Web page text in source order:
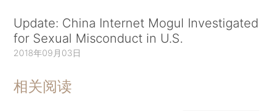
Update: China Internet Mogul Investigated
for Sexual Misconduct in U.S.
2018年09月03日
相关阅读